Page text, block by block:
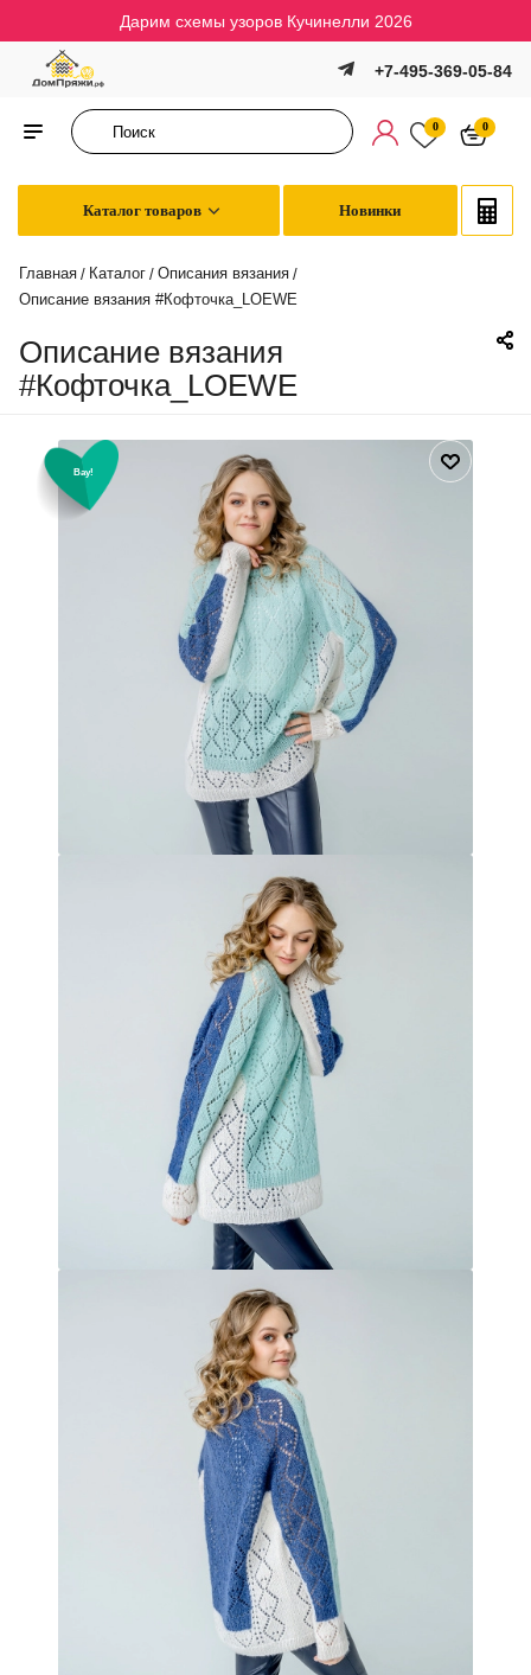
Дарим схемы узоров Кучинелли 2026
+7-495-369-05-84
0 0
Каталог товаров Новинки
Главная / Каталог / Описания вязания /
Описание вязания #Кофточка_LOEWE
Описание вязания
#Кофточка_LOEWE
Вау!